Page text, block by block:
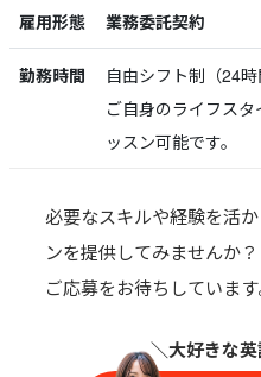
雇用形態 業務委託契約
勤務時間
自由シフト制（24時
ご自身のライフス
ッスン可能です。
必要なスキルや経験を活
ンを提供してみませんか？
ご応募をお待ちしています
＼大好きな